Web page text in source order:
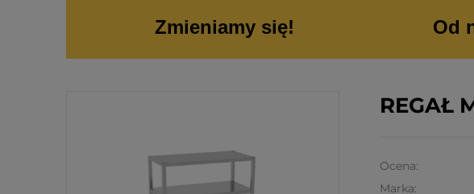
Zmieniamy się! Od
REGAŁ
Ocena:
Marka: